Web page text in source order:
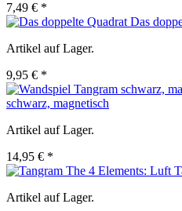
7,49 € *
Das
Artikel auf Lager.
9,95 € *
schwarz, magnetisch
Artikel auf Lager.
14,95 € *
Artikel auf Lager.